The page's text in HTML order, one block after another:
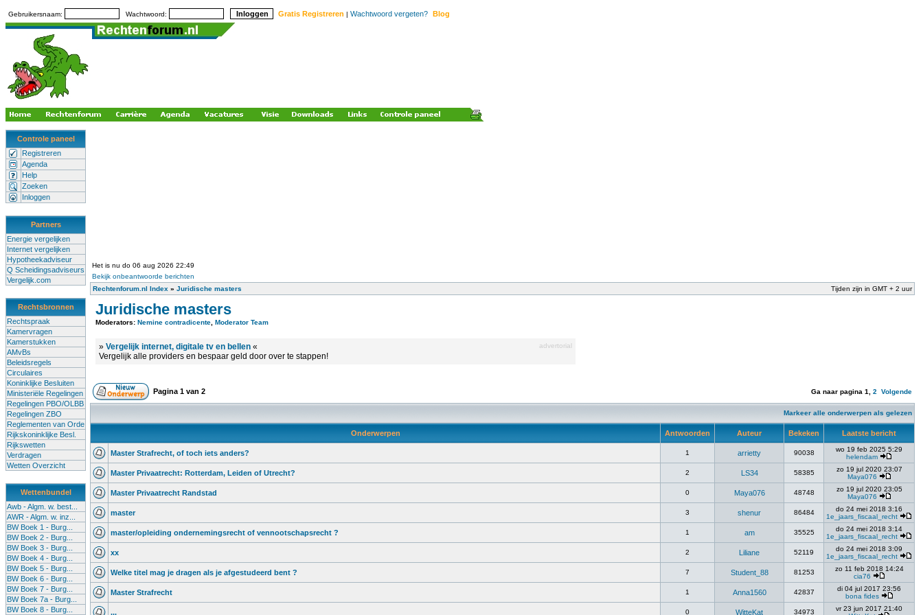
Gebruikersnaam: Wachtwoord: Gratis Registreren | Wachtwoord vergeten? Blog
Controle paneel
Registreren
Agenda
Help
Zoeken
Inloggen
Partners
Energie vergelijken
Internet vergelijken
Hypotheekadviseur
Q Scheidingsadviseurs
Vergelijk.com
Rechtsbronnen
Rechtspraak
Kamervragen
Kamerstukken
AMvBs
Beleidsregels
Circulaires
Koninklijke Besluiten
Ministeriële Regelingen
Regelingen PBO/OLBB
Regelingen ZBO
Reglementen van Orde
Rijkskoninklijke Besl.
Rijkswetten
Verdragen
Wetten Overzicht
Wettenbundel
Awb - Algm. w. best...
AWR - Algm. w. inz...
BW Boek 1 - Burg...
BW Boek 2 - Burg...
BW Boek 3 - Burg...
BW Boek 4 - Burg...
BW Boek 5 - Burg...
BW Boek 6 - Burg...
BW Boek 7 - Burg...
BW Boek 7a - Burg...
BW Boek 8 - Burg...
Het is nu do 06 aug 2026 22:49
Bekijk onbeantwoorde berichten
Rechtenforum.nl Index » Juridische masters Tijden zijn in GMT + 2 uur
Juridische masters
Moderators: Nemine contradicente Moderator Team
» Vergelijk internet, digitale tv en bellen « advertorial
Vergelijk alle providers en bespaar geld door over te stappen!
Pagina 1 van 2 Ga naar pagina 1 2 Volgende
Markeer alle onderwerpen als gelezen
Onderwerpen Antwoorden Auteur Bekeken Laatste bericht
Master Strafrecht, of toch iets anders? 1 arrietty 90038
wo 19 feb 2025 5:29
helendam
Master Privaatrecht: Rotterdam, Leiden of Utrecht? 2 LS34 58385
zo 19 jul 2020 23:07
Maya076
Master Privaatrecht Randstad 0 Maya076 48748
zo 19 jul 2020 23:05
Maya076
master 3 shenur 86484
do 24 mei 2018 3:16
1e_jaars_fiscaal_recht
master/opleiding ondernemingsrecht of vennootschapsrecht ? 1 am 35525
do 24 mei 2018 3:14
1e_jaars_fiscaal_recht
xx 2 Liliane 52119
do 24 mei 2018 3:09
1e_jaars_fiscaal_recht
Welke titel mag je dragen als je afgestudeerd bent ? 7 Student_88 81253
zo 11 feb 2018 14:24
cia76
Master Strafrecht 1 Anna1560 42837
di 04 jul 2017 23:56
bona fides
... 0 WitteKat 34973
vr 23 jun 2017 21:40